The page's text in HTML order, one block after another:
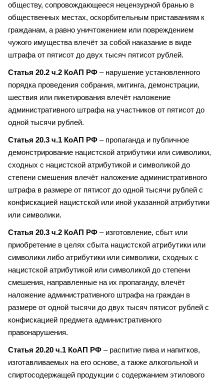
обществу, сопровождающееся нецензурной бранью в
общественных местах, оскорбительным приставаниям к
гражданам, а равно уничтожением или повреждением
чужого имущества влечёт за собой наказание в виде
штрафа от пятисот до двух тысяч пятисот рублей.
Статья 20.2 ч.2 КоАП РФ – нарушение установленного
порядка проведения собрания, митинга, демонстрации,
шествия или пикетирования влечёт наложение
административного штрафа на участников от пятисот до
одной тысячи рублей.
Статья 20.3 ч.1 КоАП РФ – пропаганда и публичное
демонстрирование нацистской атрибутики или символики,
сходных с нацистской атрибутикой и символикой до
степени смешения влечёт наложение административного
штрафа в размере от пятисот до одной тысячи рублей с
конфискацией нацистской или иной указанной атрибутики
или символики.
Статья 20.3 ч.2 КоАП РФ – изготовление, сбыт или
приобретение в целях сбыта нацистской атрибутики или
символики либо атрибутики или символики, сходных с
нацистской атрибутикой или символикой до степени
смешения, направленные на их пропаганду, влечёт
наложение административного штрафа на граждан в
размере от одной тысячи до двух тысяч пятисот рублей с
конфискацией предмета административного
правонарушения.
Статья 20.20 ч.1 КоАП РФ – распитие пива и напитков,
изготавливаемых на его основе, а также алкогольной и
спиртосодержащей продукции с содержанием этилового